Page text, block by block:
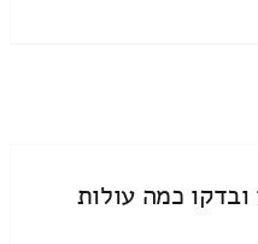
ובדקו כמה עולות